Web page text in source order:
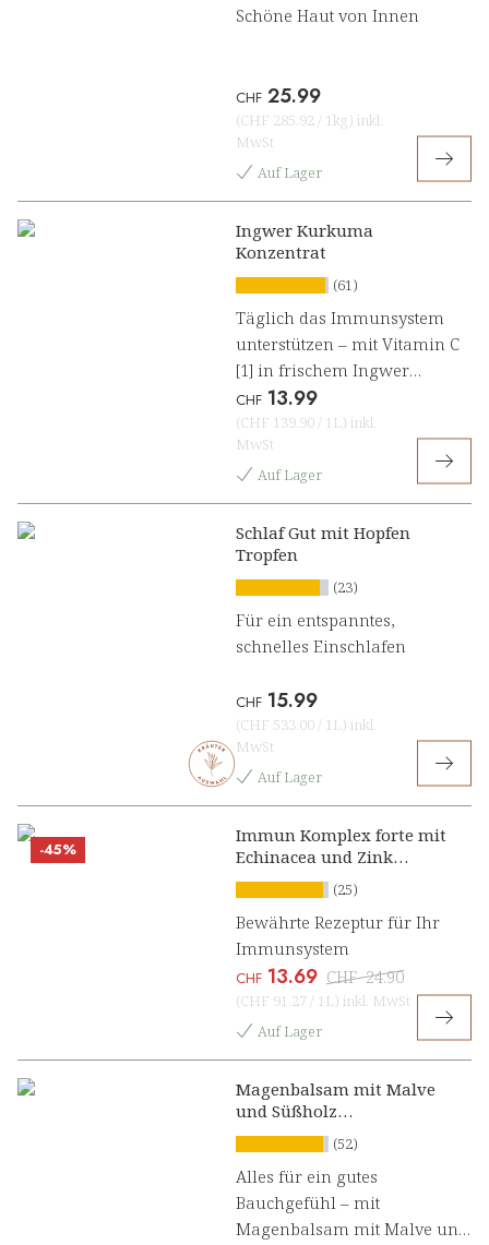
Schöne Haut von Innen
CHF 25.99
(CHF 285.92 / 1kg) inkl.
MwSt
Auf Lager
Ingwer Kurkuma
Konzentrat
(61)
Täglich das Immunsystem
unterstützen – mit Vitamin C
[1] in frischem Ingwer
Kurkuma Konzentrat
CHF 13.99
(CHF 139.90 / 1L) inkl.
MwSt
Auf Lager
Schlaf Gut mit Hopfen
Tropfen
(23)
Für ein entspanntes,
schnelles Einschlafen
CHF 15.99
(CHF 533.00 / 1L) inkl.
MwSt
Auf Lager
-45%
Immun Komplex forte mit
Echinacea und Zink
Konzentrat (25)
Bewährte Rezeptur für Ihr
Immunsystem
CHF 13.69 CHF 24.90
(CHF 91.27 / 1L) inkl. MwSt
Auf Lager
Magenbalsam mit Malve
und Süßholz
Kräuterkonzentrat
(52)
Alles für ein gutes
Bauchgefühl – mit
Magenbalsam mit Malve und